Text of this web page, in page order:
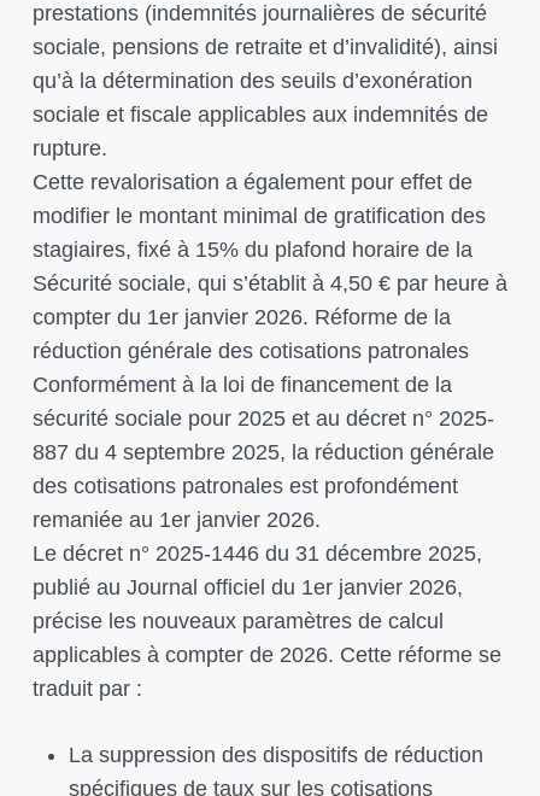
prestations (indemnités journalières de sécurité
sociale, pensions de retraite et d’invalidité), ainsi
qu’à la détermination des seuils d’exonération
sociale et fiscale applicables aux indemnités de
rupture.
Cette revalorisation a également pour effet de
modifier le montant minimal de gratification des
stagiaires, fixé à 15% du plafond horaire de la
Sécurité sociale, qui s’établit à 4,50 € par heure à
compter du 1er janvier 2026. Réforme de la
réduction générale des cotisations patronales
Conformément à la loi de financement de la
sécurité sociale pour 2025 et au décret n° 2025-
887 du 4 septembre 2025, la réduction générale
des cotisations patronales est profondément
remaniée au 1er janvier 2026.
Le décret n° 2025-1446 du 31 décembre 2025,
publié au Journal officiel du 1er janvier 2026,
précise les nouveaux paramètres de calcul
applicables à compter de 2026. Cette réforme se
traduit par :
La suppression des dispositifs de réduction
spécifiques de taux sur les cotisations